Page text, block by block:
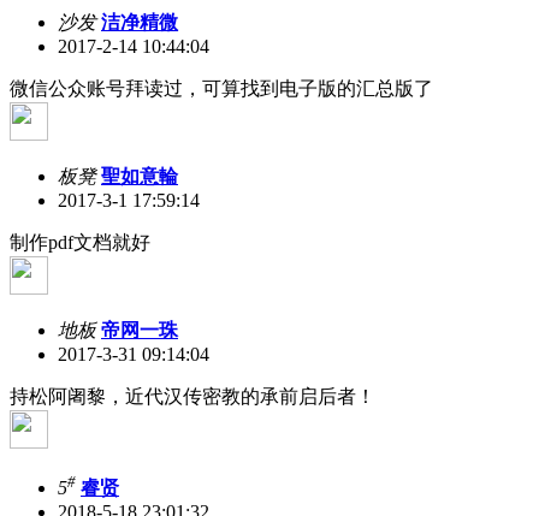
沙发 洁净精微
2017-2-14 10:44:04
微信公众账号拜读过，可算找到电子版的汇总版了
板凳 聖如意輪
2017-3-1 17:59:14
制作pdf文档就好
地板 帝网一珠
2017-3-31 09:14:04
持松阿阇黎，近代汉传密教的承前启后者！
5# 睿贤